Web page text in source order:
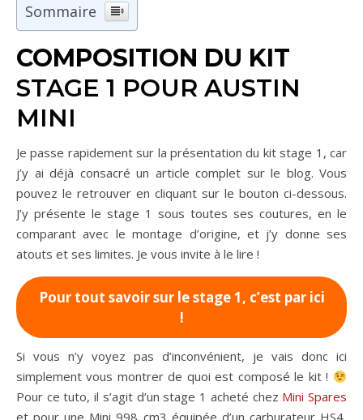
Sommaire
COMPOSITION DU KIT
STAGE 1 POUR AUSTIN
MINI
Je passe rapidement sur la présentation du kit stage 1, car
j’y ai déjà consacré un article complet sur le blog. Vous
pouvez le retrouver en cliquant sur le bouton ci-dessous.
J’y présente le stage 1 sous toutes ses coutures, en le
comparant avec le montage d’origine, et j’y donne ses
atouts et ses limites. Je vous invite à le lire !
Pour tout savoir sur le stage 1, c’est par ici
!
Si vous n’y voyez pas d’inconvénient, je vais donc ici
simplement vous montrer de quoi est composé le kit !
Pour ce tuto, il s’agit d’un stage 1 acheté chez Mini Spares